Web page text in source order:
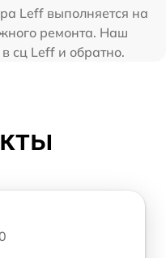
Leff выполняется на
ремонта. Наш
сц Leff и обратно.